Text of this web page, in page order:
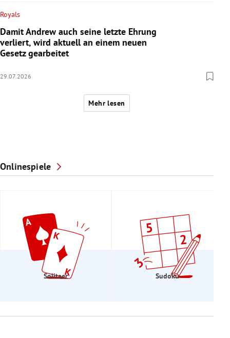
Royals
Damit Andrew auch seine letzte Ehrung
verliert, wird aktuell an einem neuen
Gesetz gearbeitet
29.07.2026
Mehr lesen
Onlinespiele
Solitaer Sudoku